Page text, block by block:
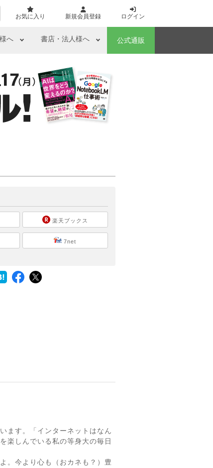
お気に入り 新規会員登録 ログイン
へ 書店・法人様へ 公式通販
楽天ブックス
7net
ます。「インターネットはなん
楽しんでいる私の等身大の毎日
。今より心も（おカネも？）豊